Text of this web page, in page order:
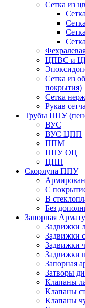
Сетка из
ЦПВС и
Сетка из
покрытия)
Сетка
Рукав
Трубы ППУ
ВУС
ВУС ЦПП
ППМ
ППУ ОЦ
ЦПП
Скорлупа ППУ
C
В
Без
Запорная
Задвижки
Задвижки
Задвижки
Задвижки
Запорная
Затворы
Клапаны
Клапаны
Клапаны